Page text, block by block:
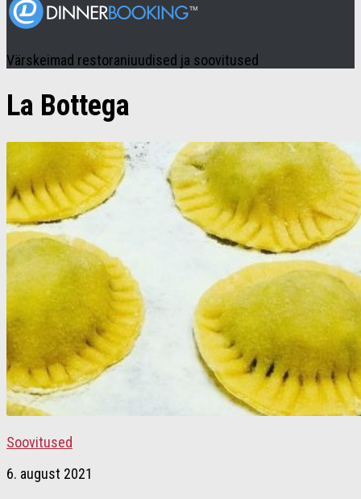
Värskeimad restoraniuudised ja soovitused
La Bottega
Soovitused
6. august 2021